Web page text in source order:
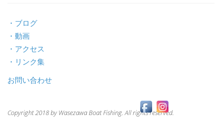
・ブログ
・動画
・アクセス
・リンク集
お問い合わせ
Copyright 2018 by Wasezawa Boat Fishing. All rights reserved.